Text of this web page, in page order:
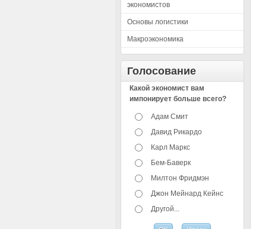
экономистов
Основы логистики
Макроэкономика
Голосование
Какой экономист вам
импонирует больше всего?
Адам Смит
Давид Рикардо
Карл Маркс
Бем-Баверк
Милтон Фридмэн
Джон Мейнард Кейнс
Другой...